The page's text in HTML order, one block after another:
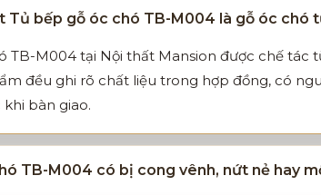
Tủ bếp gỗ óc chó TB-M004 là gỗ óc chó
TB-M004 tại Nội thất Mansion được chế
đều ghi rõ chất liệu trong hợp đồng, có
bàn giao.
TB-M004 có bị cong vênh, nứt nẻ hay